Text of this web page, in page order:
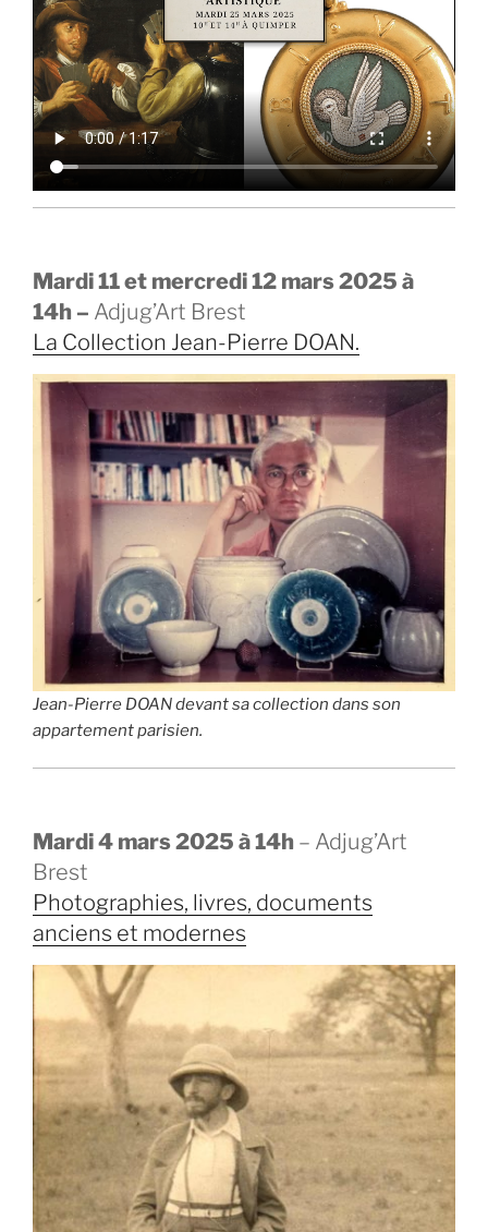
Mardi 11 et mercredi 12 mars 2025 à
14h – Adjug’Art Brest
La Collection Jean-Pierre DOAN.
Jean-Pierre DOAN devant sa collection dans son
appartement parisien.
Mardi 4 mars 2025 à 14h – Adjug’Art
Brest
Photographies, livres, documents
anciens et modernes